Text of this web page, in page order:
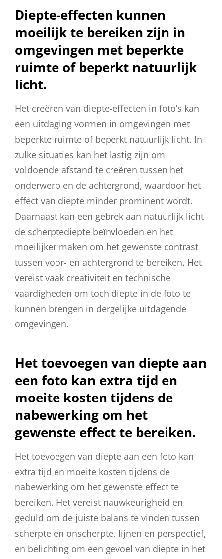
Diepte-effecten kunnen
moeilijk te bereiken zijn in
omgevingen met beperkte
ruimte of beperkt natuurlijk
licht.
Het creëren van diepte-effecten in foto’s kan
een uitdaging vormen in omgevingen met
beperkte ruimte of beperkt natuurlijk licht. In
zulke situaties kan het lastig zijn om
voldoende afstand te creëren tussen het
onderwerp en de achtergrond, waardoor het
effect van diepte minder prominent wordt.
Daarnaast kan een gebrek aan natuurlijk licht
de scherptediepte beïnvloeden en het
moeilijker maken om het gewenste contrast
tussen voor- en achtergrond te bereiken. Het
vereist vaak creativiteit en technische
vaardigheden om toch diepte in de foto te
kunnen brengen in dergelijke uitdagende
omgevingen.
Het toevoegen van diepte aan
een foto kan extra tijd en
moeite kosten tijdens de
nabewerking om het
gewenste effect te bereiken.
Het toevoegen van diepte aan een foto kan
extra tijd en moeite kosten tijdens de
nabewerking om het gewenste effect te
bereiken. Het vereist nauwkeurigheid en
geduld om de juiste balans te vinden tussen
scherpte en onscherpte, lijnen en perspectief,
en belichting om een gevoel van diepte in het